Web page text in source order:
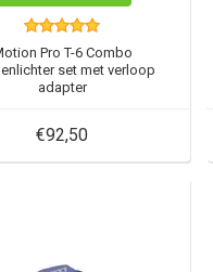
Pro T-6 Combo
set met verloop
adapter
€92,50